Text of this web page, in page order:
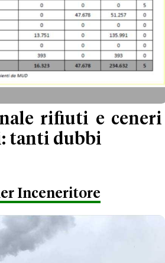
rifiuti e ceneri
tanti dubbi
Inceneritore